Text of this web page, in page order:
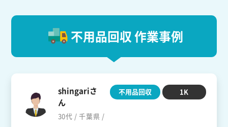
不用品回収 作業事例
shingariさ
ん
30代 / 千葉県 /
不用品回収 1K